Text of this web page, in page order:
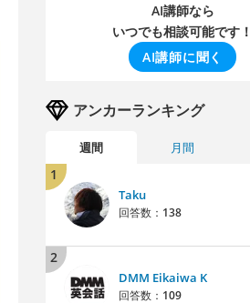
AI講師なら
いつでも相談可能です！
AI講師に聞く
アンカーランキング
週間 月間
1
Taku
回答数： 138
2
DMM Eikaiwa K
回答数： 109